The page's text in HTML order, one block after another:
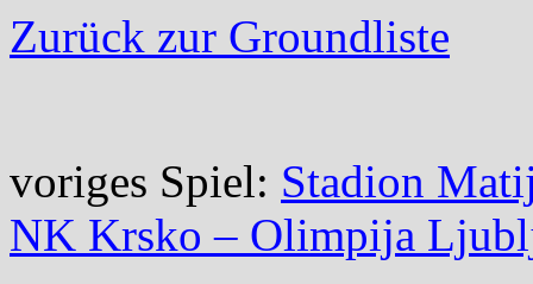
Zurück zur Groundliste
voriges Spiel: Stadion
NK Krsko – Olimpija